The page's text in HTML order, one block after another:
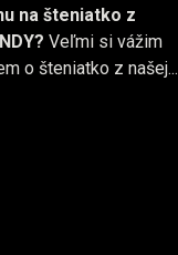
na šteniatko z
Veľmi si vážim
o šteniatko z našej...